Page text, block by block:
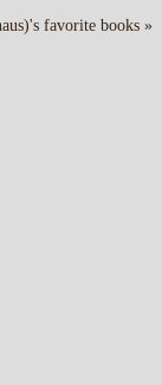
favorite books »